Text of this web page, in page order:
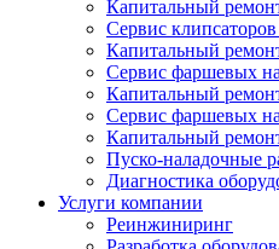
Капитальный
Сервис
Капитальный
Сервис фаршевых
Капитальный
Сервис фаршевых
Капитальный
Пуско-наладочные
Диагностика
Услуги компании
Реинжиниринг